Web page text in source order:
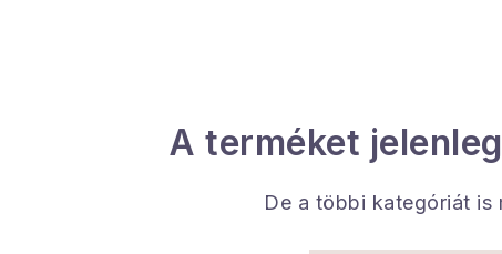
A terméket
De a többi kategóriát is